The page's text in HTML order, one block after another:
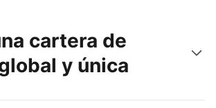
cartera de
y única